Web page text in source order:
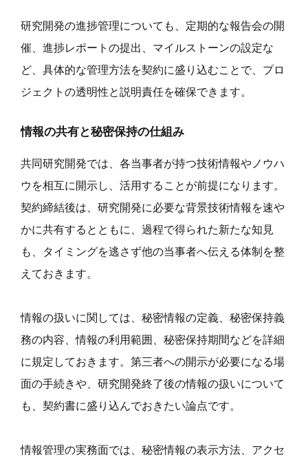
研究開発の進捗管理についても、定期的な報告会の開
催、進捗レポートの提出、マイルストーンの設定な
ど、具体的な管理方法を契約に盛り込むことで、プロ
ジェクトの透明性と説明責任を確保できます。
情報の共有と秘密保持の仕組み
共同研究開発では、各当事者が持つ技術情報やノウハ
ウを相互に開示し、活用することが前提になります。
契約締結後は、研究開発に必要な背景技術情報を速や
かに共有するとともに、過程で得られた新たな知見
も、タイミングを逃さず他の当事者へ伝える体制を整
えておきます。
情報の扱いに関しては、秘密情報の定義、秘密保持義
務の内容、情報の利用範囲、秘密保持期間などを詳細
に規定しておきます。第三者への開示が必要になる場
面の手続きや、研究開発終了後の情報の扱いについて
も、契約書に盛り込んでおきたい論点です。
情報管理の実務面では、秘密情報の表示方法、アクセ